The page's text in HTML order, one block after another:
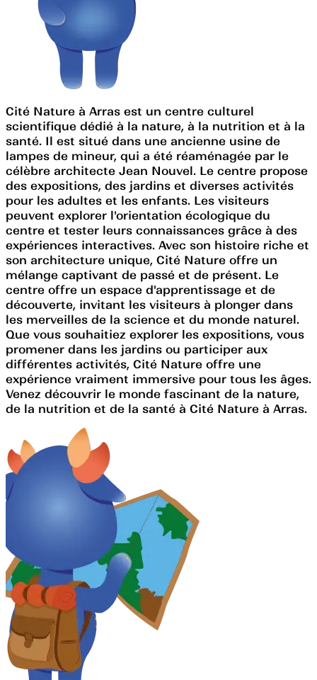
Cité Nature à Arras est un centre culturel
scientifique dédié à la nature, à la nutrition et à la
santé. Il est situé dans une ancienne usine de
lampes de mineur, qui a été réaménagée par le
célèbre architecte Jean Nouvel. Le centre propose
des expositions, des jardins et diverses activités
pour les adultes et les enfants. Les visiteurs
peuvent explorer l'orientation écologique du
centre et tester leurs connaissances grâce à des
expériences interactives. Avec son histoire riche et
son architecture unique, Cité Nature offre un
mélange captivant de passé et de présent. Le
centre offre un espace d'apprentissage et de
découverte, invitant les visiteurs à plonger dans
les merveilles de la science et du monde naturel.
Que vous souhaitiez explorer les expositions, vous
promener dans les jardins ou participer aux
différentes activités, Cité Nature offre une
expérience vraiment immersive pour tous les âges.
Venez découvrir le monde fascinant de la nature,
de la nutrition et de la santé à Cité Nature à Arras.